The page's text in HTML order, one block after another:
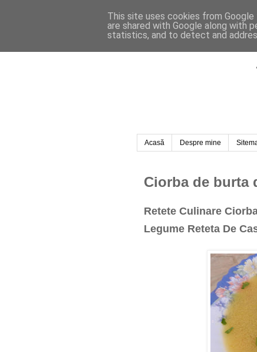
Acasă Despre mine
Ciorba de burta
Retete Culinare
Legume Reteta De
This site uses cookies from
are shared with Google along with
statistics, and to detect and